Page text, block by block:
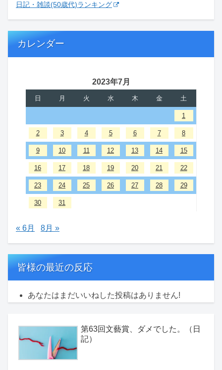
日記・雑談(50歳代)ランキング
カレンダー
2023年7月
日 月 火 水 木 金 土
1
2 3 4 5 6 7 8
9 10 11 12 13 14 15
16 17 18 19 20 21 22
23 24 25 26 27 28 29
30 31
« 6月 8月 »
皆様の最近の反応
あなたはまだいいねした投稿はありません!
第63回文藝賞、ダメでした。（日
記）